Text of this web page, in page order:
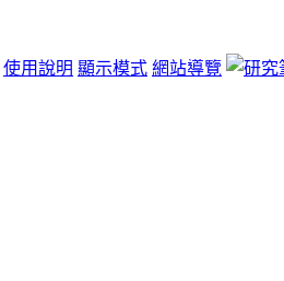
使用說明 顯示模式 網站導覽